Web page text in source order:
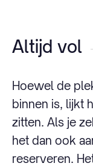
Altijd vol
Hoewel de
binnen is, lijkt
zitten. Als je
het dan ook
reserveren.